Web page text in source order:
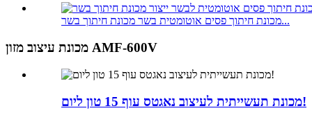
מכונת חיתוך פסים אוטומטית בשר מכונת חיתוך בשר...
מכונת עיצוב מזון AMF-600V
מכונת תעשייתית לעיצוב נאגטס עוף 15 טון ליום!